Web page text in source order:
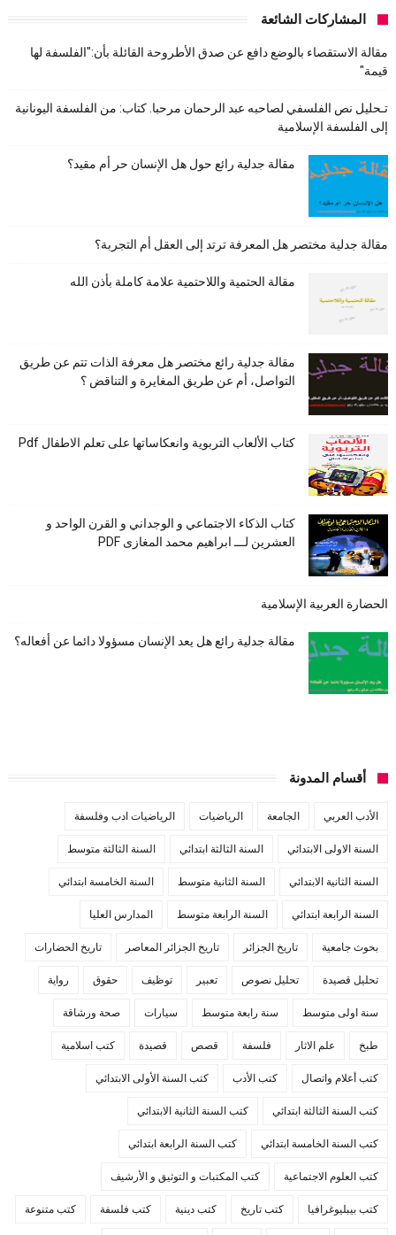
المشاركات الشائعة
مقالة الاستقصاء بالوضع دافع عن صدق الأطروحة القائلة بأن:"الفلسفة لها
قيمة"
تـحليل نص الفلسفي لصاحبه عبد الرحمان مرحبا. كتاب: من الفلسفة اليونانية
إلى الفلسفة الإسلامية
مقالة جدلية رائع حول هل الإنسان حر أم مقيد؟
مقالة جدلية مختصر هل المعرفة ترتد إلى العقل أم التجربة؟
مقالة الحتمية واللاحتمية علامة كاملة بأذن الله
مقالة جدلية رائع مختصر هل معرفة الذات تتم عن طريق
التواصل، أم عن طريق المغايرة و التناقض ؟
كتاب الألعاب التربوية وانعكاساتها على تعلم الاطفال Pdf
كتاب الذكاء الاجتماعي و الوجداني و القرن الواحد و
العشرين لـــ ابراهيم محمد المغازى PDF
الحضارة العربية الإسلامية
مقالة جدلية رائع هل يعد الإنسان مسؤولا دائما عن أفعاله؟
أقسام المدونة
الأدب العربي الجامعة الرياضيات الرياضيات ادب وفلسفة
السنة الاولى الابتدائي السنة الثالثة ابتدائي السنة الثالثة متوسط
السنة الثانية الابتدائي السنة الثانية متوسط السنة الخامسة ابتدائي
السنة الرابعة ابتدائي السنة الرابعة متوسط المدارس العليا
بحوث جامعية تاريخ الجزائر تاريخ الجزائر المعاصر تاريخ الحضارات
تحليل قصيدة تحليل نصوص تعبير توظيف حقوق رواية
سنة اولى متوسط سنة رابعة متوسط سيارات صحة ورشاقة
طبخ علم الاثار فلسفة قصص قصيدة كتب اسلامية
كتب أعلام واتصال كتب الأدب كتب السنة الأولى الابتدائي
كتب السنة الثالثة ابتدائي كتب السنة الثانية الابتدائي
كتب السنة الخامسة ابتدائي كتب السنة الرابعة ابتدائي
كتب العلوم الاجتماعية كتب المكتبات و التوثيق و الأرشيف
كتب بيبليوغرافيا كتب تاريخ كتب دينية كتب فلسفة كتب متنوعة